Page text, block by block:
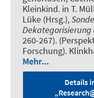
Kleinkind. in T.
Lüke (Hrsg.),
Dekategorisierung
260-267).
Forschung).
Mehr...
Details